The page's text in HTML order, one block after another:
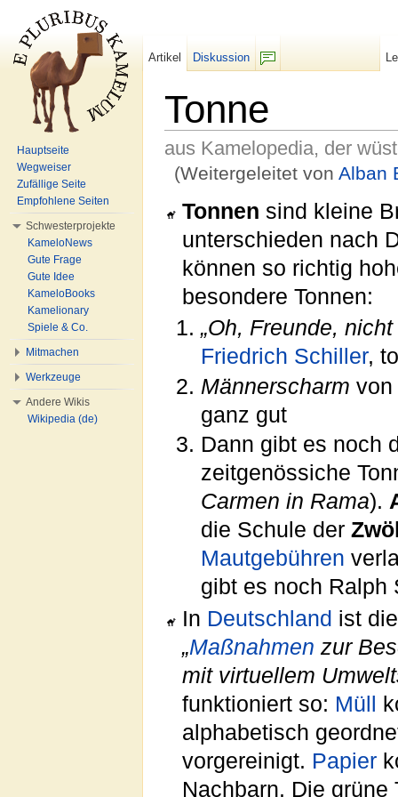
Tonne
aus Kamelopedia, der
(Weitergeleitet von Alban
Tonnen sind kleine
unterschieden nach
können so richtig
besondere Tonnen:
„Oh, Freunde,
Friedrich Schiller,
Männerscharm
ganz gut
Dann gibt es noch
zeitgenössiche
Carmen in Rama).
die Schule der
Mautgebühren
gibt es noch Ralph
In Deutschland ist
„Maßnahmen zur
mit virtuellem
funktioniert so: Müll
alphabetisch
vorgereinigt. Papier
Nachbarn. Die
Artikel
Diskussion
Hauptseite
Wegweiser
Zufällige Seite
Empfohlene Seiten
Schwesterprojekte
KameloNews
Gute Frage
Gute Idee
KameloBooks
Kamelionary
Spiele & Co.
Mitmachen
Werkzeuge
Andere Wikis
Wikipedia (de)